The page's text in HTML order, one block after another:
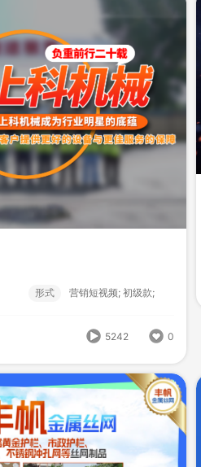
665
形式 营销短视频; 初级款;
5242 0